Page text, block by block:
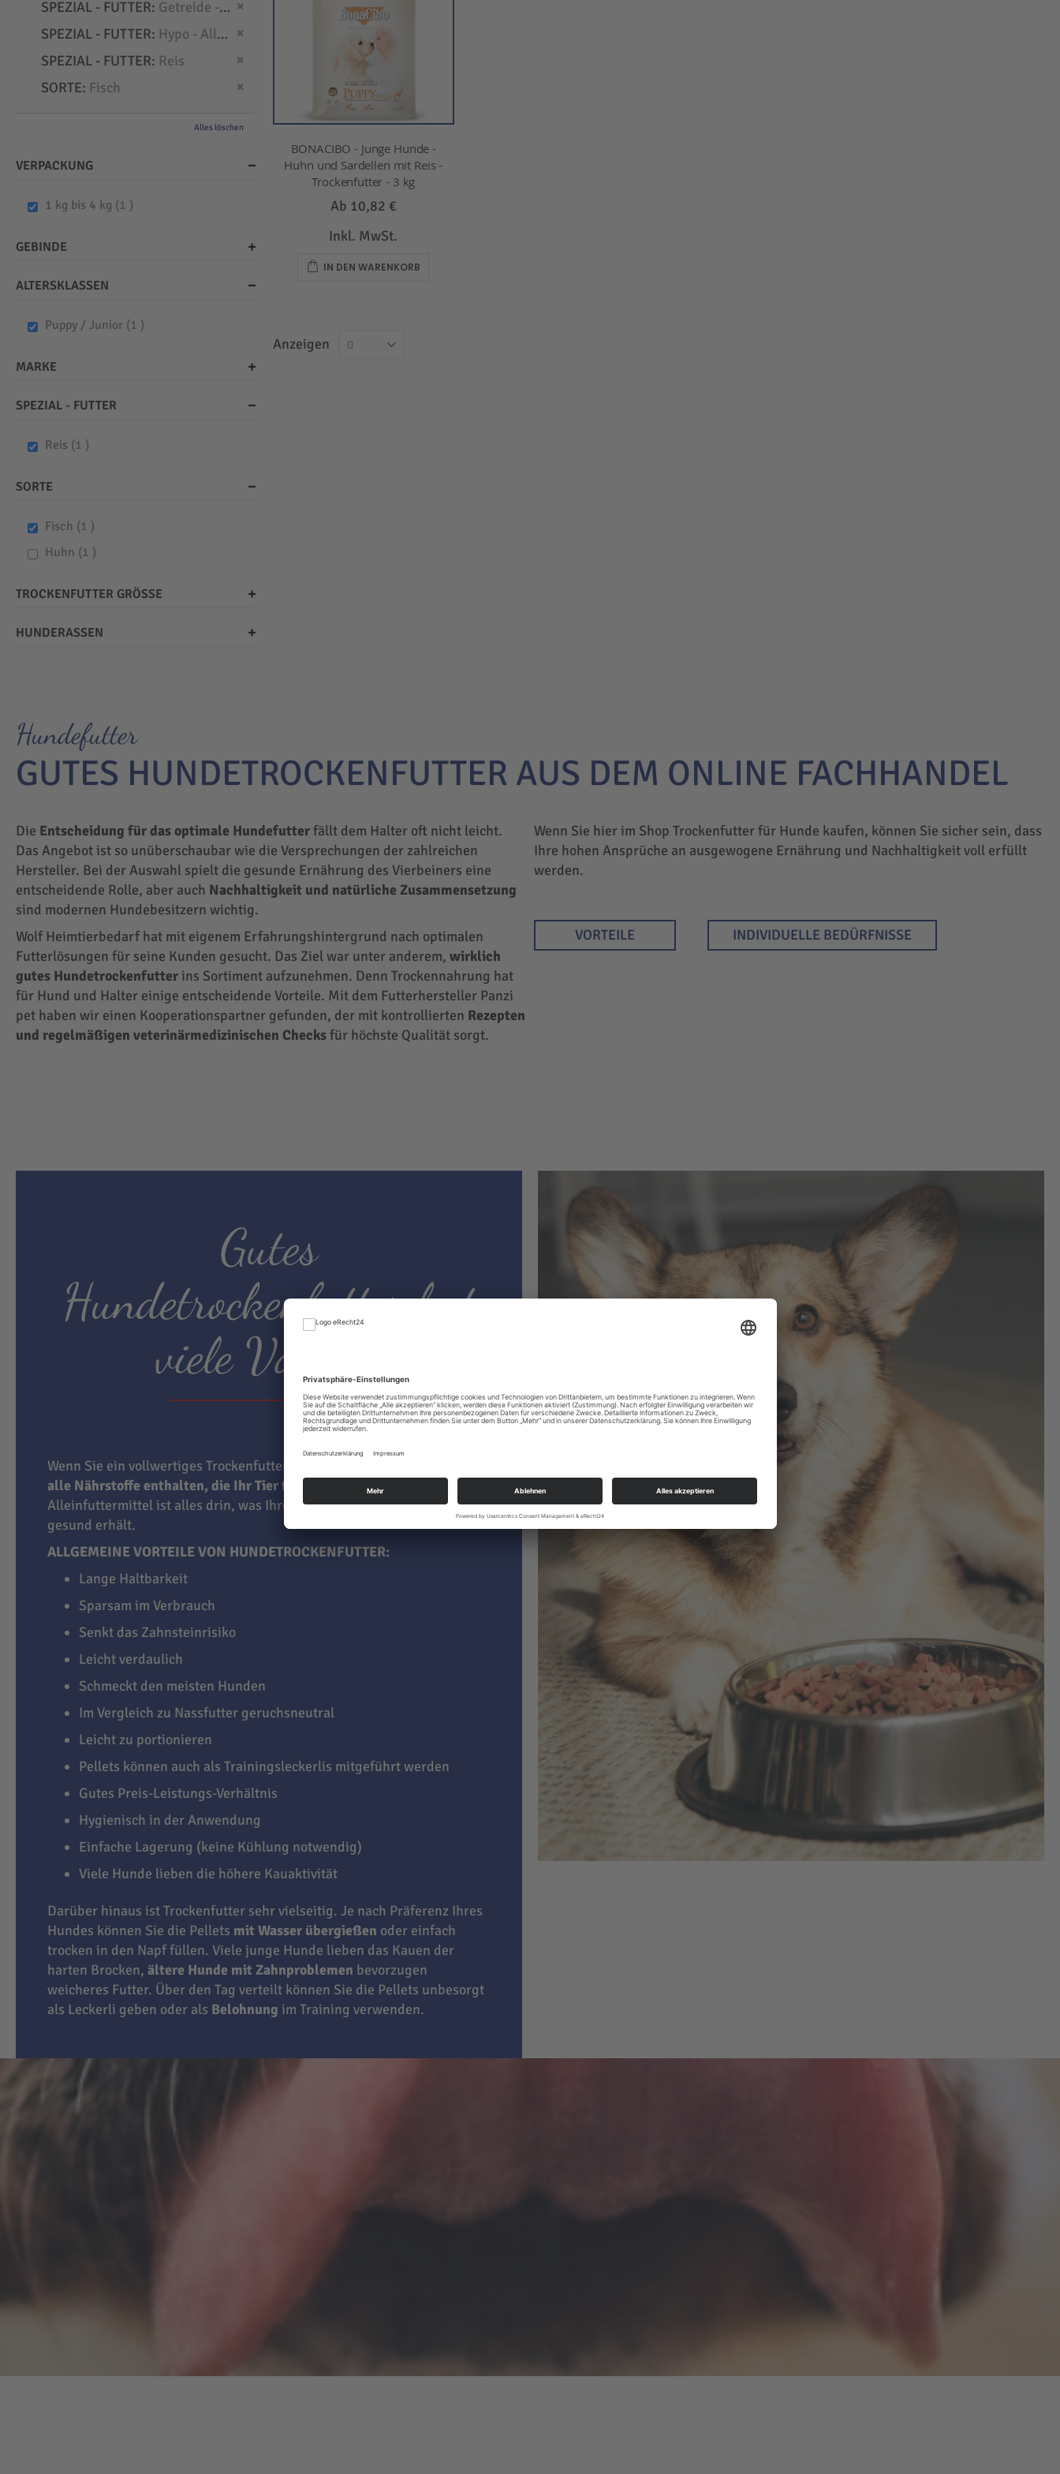
BONACIBO - Junge Hunde -
Huhn und Sardellen mit Reis -
Trockenfutter - 3 kg
Ab 10,82 €
Inkl. MwSt.
IN DEN WARENKORB
Anzeigen
SPEZIAL - FUTTER Getreide - frei
SPEZIAL - FUTTER Hypo - Allergien
SPEZIAL - FUTTER Reis
SORTE Fisch Dies entfernen
Alles löschen
VERPACKUNG
1 kg bis 4 kg 1 item
GEBINDE
ALTERSKLASSEN
Puppy / Junior 1 item
MARKE
SPEZIAL - FUTTER
Reis 1 item
SORTE
Fisch 1 item
Huhn 1 item
TROCKENFUTTER GRÖSSE
HUNDERASSEN
Hundefutter
GUTES HUNDETROCKENFUTTER AUS DEM ONLINE FACHHANDEL
Die Entscheidung für das optimale Hundefutterfällt dem Halter oft nicht leicht.
Das Angebot ist so unüberschaubar wie die Versprechungen der zahlreichen
Hersteller. Bei der Auswahl spielt die gesunde Ernährung des Vierbeiners eine
entscheidende Rolle, aber auch Nachhaltigkeit und natürliche Zusammensetzung
sind modernen Hundebesitzern wichtig.
Wolf Heimtierbedarf hat mit eigenem Erfahrungshintergrund nach optimalen
Futterlösungen für seine Kunden gesucht. Das Ziel war unter anderem, wirklich
gutes Hundetrockenfutter ins Sortiment aufzunehmen. Denn Trockennahrung hat
für Hund und Halter einige entscheidende Vorteile. Mit dem Futterhersteller Panzi
pet haben wir einen Kooperationspartner gefunden, der mit kontrollierten Rezepten
und regelmäßigen veterinärmedizinischen Checksfür höchste Qualität sorgt.
Wenn Sie hier im Shop Trockenfutter für Hunde kaufen, können Sie sicher sein, dass
Ihre hohen Ansprüche an ausgewogene Ernährung und Nachhaltigkeit voll erfüllt
werden.
VORTEILE INDIVIDUELLE BEDÜRFNISSE
Gutes
Hundetrockenfutter hat
viele Vorteile
Wenn Sie ein vollwertiges Trockenfutter für Hunde kaufen, sind darin
alle Nährstoffe enthalten, die Ihr Tier täglich braucht. Im
Alleinfuttermittel ist alles drin, was Ihren Vierbeiner ein Leben lang
gesund erhält.
ALLGEMEINE VORTEILE VON HUNDETROCKENFUTTER:
Lange Haltbarkeit
Sparsam im Verbrauch
Senkt das Zahnsteinrisiko
Leicht verdaulich
Schmeckt den meisten Hunden
Im Vergleich zu Nassfutter geruchsneutral
Leicht zu portionieren
Pellets können auch als Trainingsleckerlis mitgeführt werden
Gutes Preis-Leistungs-Verhältnis
Hygienisch in der Anwendung
Einfache Lagerung (keine Kühlung notwendig)
Viele Hunde lieben die höhere Kauaktivität
Darüber hinaus ist Trockenfutter sehr vielseitig. Je nach Präferenz Ihres
Hundes können Sie die Pellets mit Wasser übergießen oder einfach
trocken in den Napf füllen. Viele junge Hunde lieben das Kauen der
harten Brocken, ältere Hunde mit Zahnproblemen bevorzugen
weicheres Futter. Über den Tag verteilt können Sie die Pellets unbesorgt
als Leckerli geben oder als Belohnung im Training verwenden.